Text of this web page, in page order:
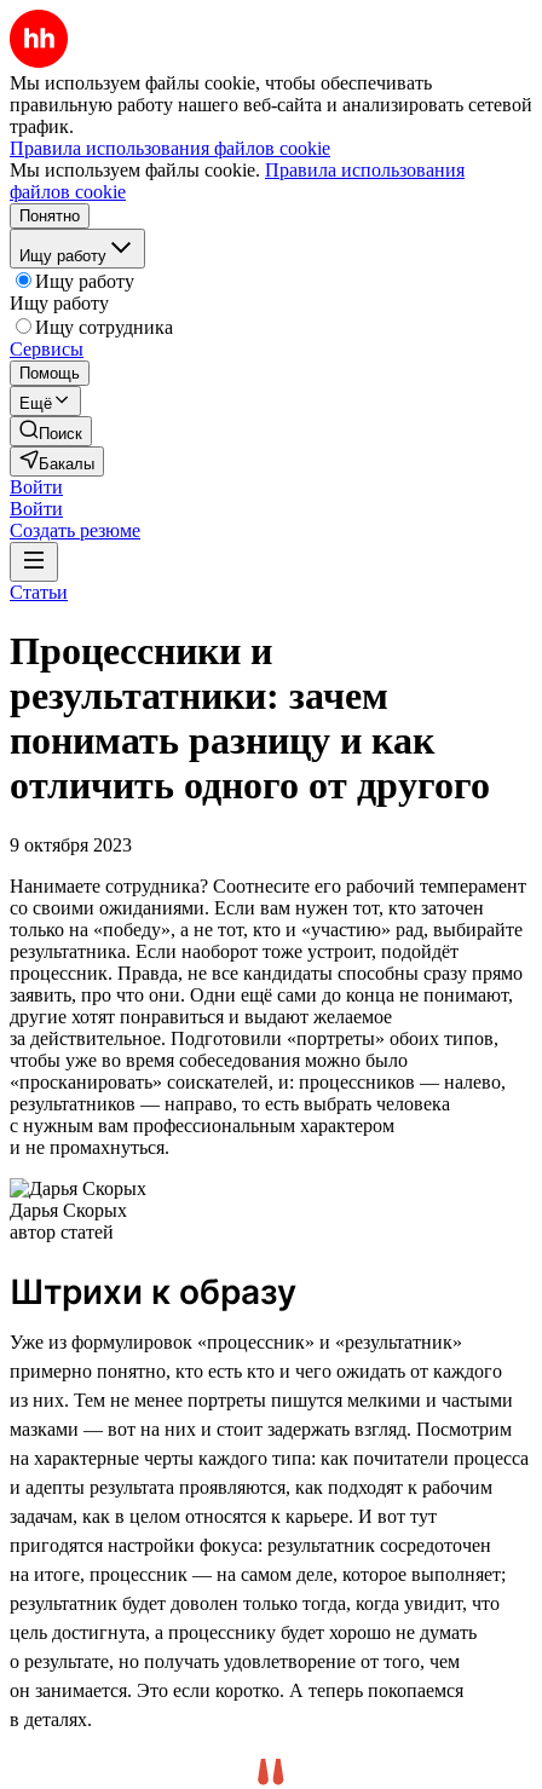
Мы используем файлы cookie, чтобы обеспечивать
правильную работу нашего веб-сайта и анализировать сетевой
трафик.
Правила использования файлов cookie
Мы используем файлы cookie. Правила использования
файлов cookie
Понятно
Ищу работу
Ищу работу
Ищу работу
Ищу сотрудника
Сервисы
Помощь
Ещё
Поиск
Бакалы
Войти
Войти
Создать резюме
Статьи
Процессники и
результатники: зачем
понимать разницу и как
отличить одного от другого
9 октября 2023
Нанимаете сотрудника? Соотнесите его рабочий темперамент
со своими ожиданиями. Если вам нужен тот, кто заточен
только на «победу», а не тот, кто и «участию» рад, выбирайте
результатника. Если наоборот тоже устроит, подойдёт
процессник. Правда, не все кандидаты способны сразу прямо
заявить, про что они. Одни ещё сами до конца не понимают,
другие хотят понравиться и выдают желаемое
за действительное. Подготовили «портреты» обоих типов,
чтобы уже во время собеседования можно было
«просканировать» соискателей, и: процессников — налево,
результатников — направо, то есть выбрать человека
с нужным вам профессиональным характером
и не промахнуться.
Дарья Скорых
автор статей
Штрихи к образу
Уже из формулировок «процессник» и «результатник»
примерно понятно, кто есть кто и чего ожидать от каждого
из них. Тем не менее портреты пишутся мелкими и частыми
мазками — вот на них и стоит задержать взгляд. Посмотрим
на характерные черты каждого типа: как почитатели процесса
и адепты результата проявляются, как подходят к рабочим
задачам, как в целом относятся к карьере. И вот тут
пригодятся настройки фокуса: результатник сосредоточен
на итоге, процессник — на самом деле, которое выполняет;
результатник будет доволен только тогда, когда увидит, что
цель достигнута, а процесснику будет хорошо не думать
о результате, но получать удовлетворение от того, чем
он занимается. Это если коротко. А теперь покопаемся
в деталях.